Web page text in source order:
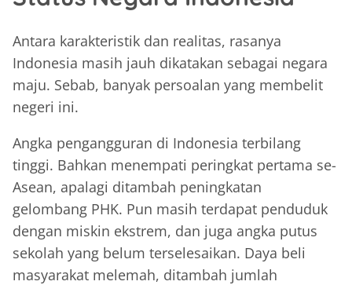
Antara karakteristik dan realitas, rasanya
Indonesia masih jauh dikatakan sebagai negara
maju. Sebab, banyak persoalan yang membelit
negeri ini.
Angka pengangguran di Indonesia terbilang
tinggi. Bahkan menempati peringkat pertama se-
Asean, apalagi ditambah peningkatan
gelombang PHK. Pun masih terdapat penduduk
dengan miskin ekstrem, dan juga angka putus
sekolah yang belum terselesaikan. Daya beli
masyarakat melemah, ditambah jumlah